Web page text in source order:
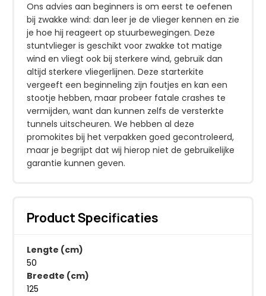
Ons advies aan beginners is om eerst te oefenen
bij zwakke wind: dan leer je de vlieger kennen en zie
je hoe hij reageert op stuurbewegingen. Deze
stuntvlieger is geschikt voor zwakke tot matige
wind en vliegt ook bij sterkere wind, gebruik dan
altijd sterkere vliegerlijnen. Deze starterkite
vergeeft een beginneling zijn foutjes en kan een
stootje hebben, maar probeer fatale crashes te
vermijden, want dan kunnen zelfs de versterkte
tunnels uitscheuren. We hebben al deze
promokites bij het verpakken goed gecontroleerd,
maar je begrijpt dat wij hierop niet de gebruikelijke
garantie kunnen geven.
Product Specificaties
Lengte (cm)
50
Breedte (cm)
125